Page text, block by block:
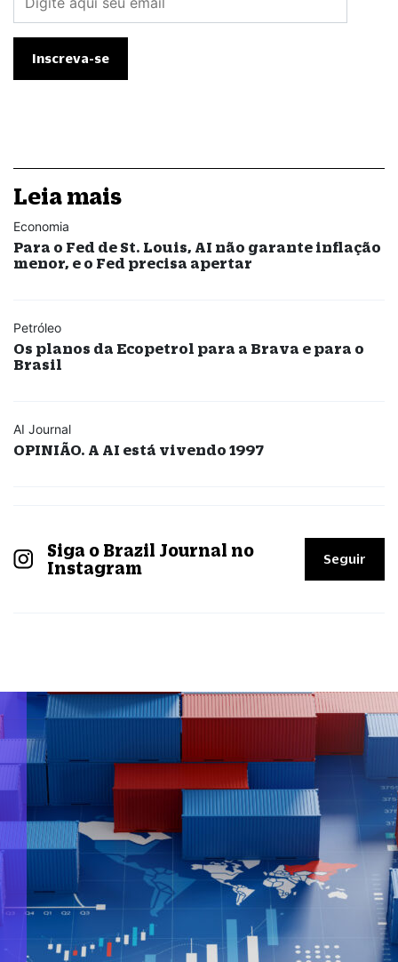
Leia mais
Economia
Para o Fed de St. Louis, AI não garante inflação
menor, e o Fed precisa apertar
Petróleo
Os planos da Ecopetrol para a Brava e para o
Brasil
AI Journal
OPINIÃO. A AI está vivendo 1997
Siga o Brazil Journal no
Instagram
Seguir